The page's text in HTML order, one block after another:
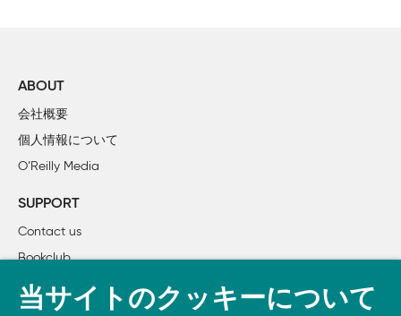
        2.4.4 原則とプラクティスの結合
        2.4.5 実世界の例
        2.5.1 監視
        2.5.2 インタフェース
        2.6.1 手本
        2.6.2 カスタムのサービステンプレート
    2.7 技術的負債
    2.8 例外処理
ABOUT
会社概要
個人情報について
O’Reilly Media
SUPPORT
Contact us
Bookclub
書籍注文
当サイトのクッキーについて